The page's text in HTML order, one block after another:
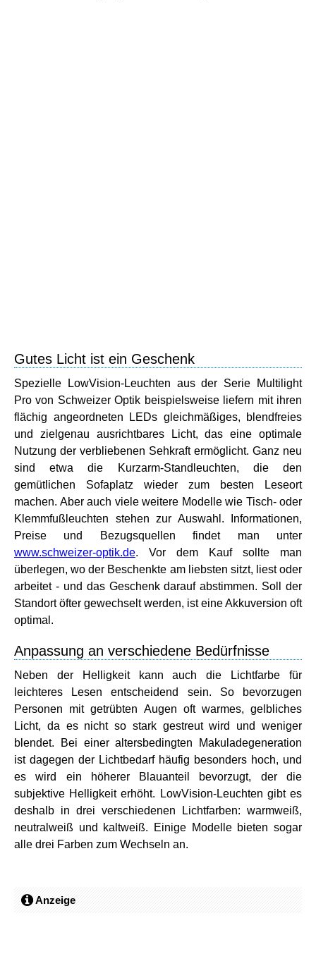
Gutes Licht ist ein Geschenk
Spezielle LowVision-Leuchten aus der Serie Multilight
Pro von Schweizer Optik beispielsweise liefern mit ihren
flächig angeordneten LEDs gleichmäßiges, blendfreies
und zielgenau ausrichtbares Licht, das eine optimale
Nutzung der verbliebenen Sehkraft ermöglicht. Ganz neu
sind etwa die Kurzarm-Standleuchten, die den
gemütlichen Sofaplatz wieder zum besten Leseort
machen. Aber auch viele weitere Modelle wie Tisch- oder
Klemmfußleuchten stehen zur Auswahl. Informationen,
Preise und Bezugsquellen findet man unter
www.schweizer-optik.de. Vor dem Kauf sollte man
überlegen, wo der Beschenkte am liebsten sitzt, liest oder
arbeitet - und das Geschenk darauf abstimmen. Soll der
Standort öfter gewechselt werden, ist eine Akkuversion oft
optimal.
Anpassung an verschiedene Bedürfnisse
Neben der Helligkeit kann auch die Lichtfarbe für
leichteres Lesen entscheidend sein. So bevorzugen
Personen mit getrübten Augen oft warmes, gelbliches
Licht, da es nicht so stark gestreut wird und weniger
blendet. Bei einer altersbedingten Makuladegeneration
ist dagegen der Lichtbedarf häufig besonders hoch, und
es wird ein höherer Blauanteil bevorzugt, der die
subjektive Helligkeit erhöht. LowVision-Leuchten gibt es
deshalb in drei verschiedenen Lichtfarben: warmweiß,
neutralweiß und kaltweiß. Einige Modelle bieten sogar
alle drei Farben zum Wechseln an.
Anzeige